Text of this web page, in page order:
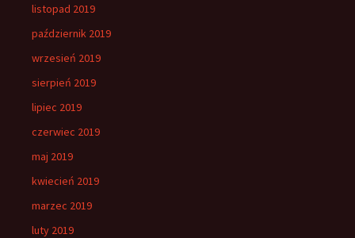
listopad 2019
październik 2019
wrzesień 2019
sierpień 2019
lipiec 2019
czerwiec 2019
maj 2019
kwiecień 2019
marzec 2019
luty 2019